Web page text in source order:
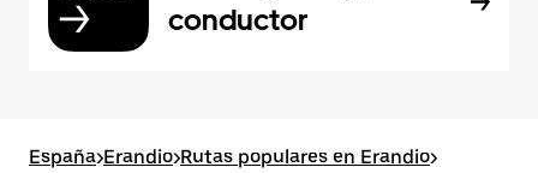
conductor
España>Erandio>Rutas populares en Erandio>